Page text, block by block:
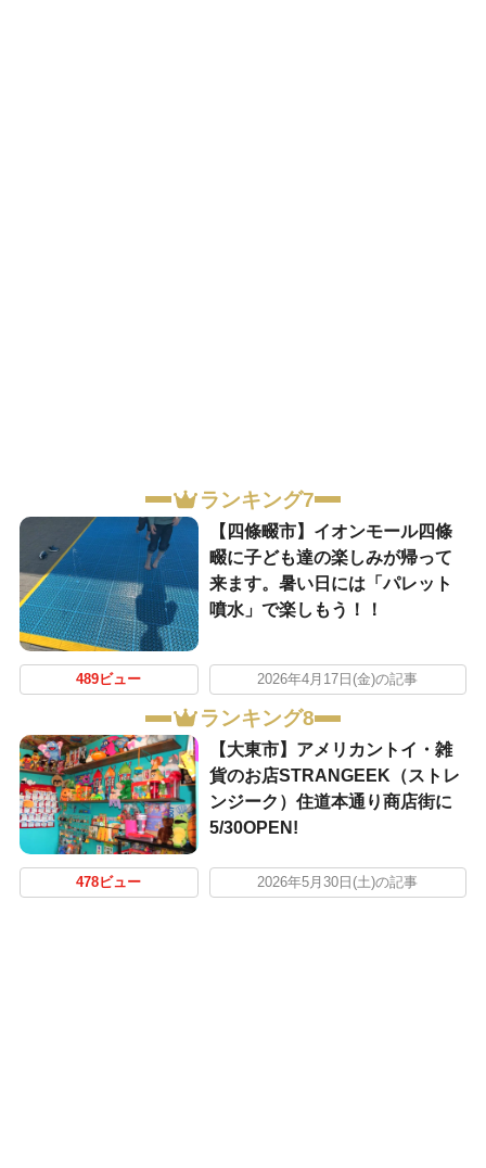
ランキング7
【四條畷市】イオンモール四條
畷に子ども達の楽しみが帰って
来ます。暑い日には「パレット
噴水」で楽しもう！！
489ビュー 2026年4月17日(金)の記事
ランキング8
【大東市】アメリカントイ・雑
貨のお店STRANGEEK（ストレ
ンジーク）住道本通り商店街に
5/30OPEN!
478ビュー 2026年5月30日(土)の記事